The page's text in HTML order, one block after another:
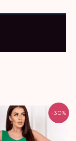
-30%
Original
price
was:
25.000 Ft.
Current
price
17.500 Ft.